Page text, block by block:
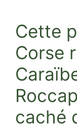
Cette
Corse
caché